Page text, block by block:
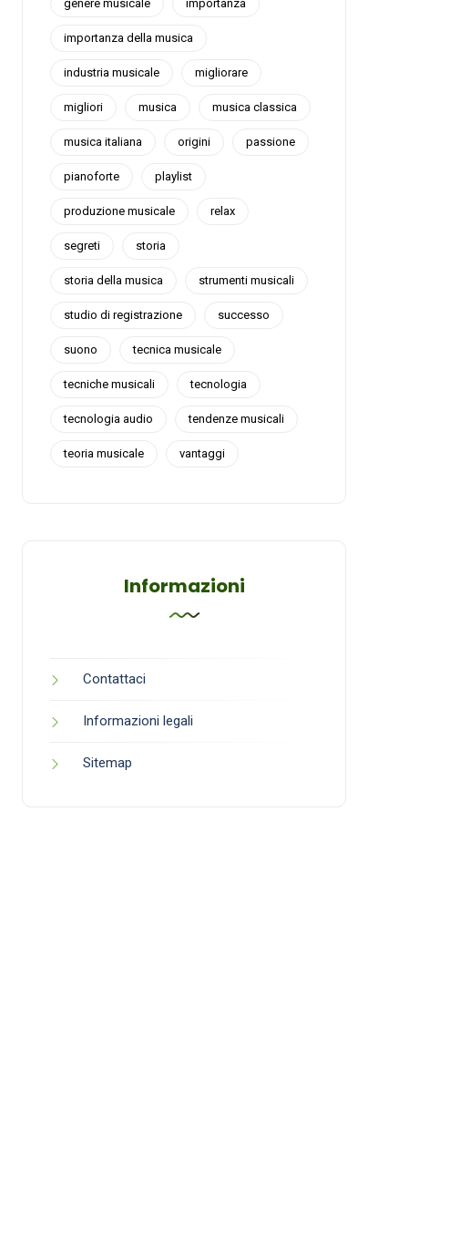
genere musicale importanza
importanza della musica
industria musicale migliorare
migliori musica musica classica
musica italiana origini passione
pianoforte playlist
produzione musicale relax
segreti storia
storia della musica strumenti musicali
studio di registrazione successo
suono tecnica musicale
tecniche musicali tecnologia
tecnologia audio tendenze musicali
teoria musicale vantaggi
Informazioni
Contattaci
Informazioni legali
Sitemap